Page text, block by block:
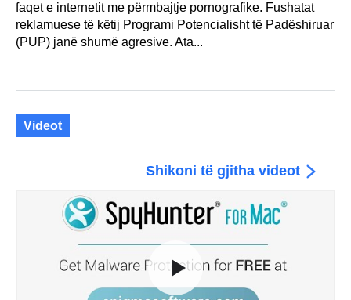
faqet e internetit me përmbajtje pornografike. Fushatat
reklamuese të këtij Programi Potencialisht të Padëshiruar
(PUP) janë shumë agresive. Ata...
Videot
Shikoni të gjitha videot